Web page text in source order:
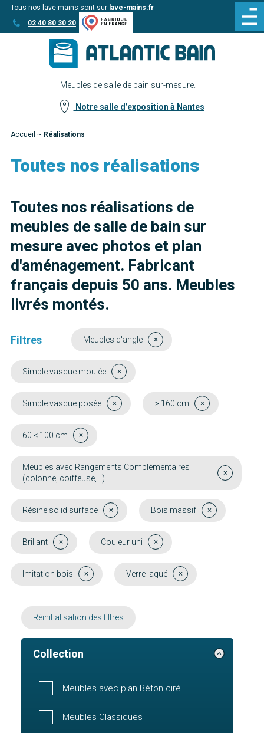
Aller
au
Aller au
contenu
Tous nos lave mains sont sur lave-mains.fr
02 40 80 30 20
Meubles de salle de bain sur-mesure.
Notre salle d’exposition à Nantes
Accueil ~ Réalisations
Toutes nos réalisations
Toutes nos réalisations de
meubles de salle de bain sur
mesure avec photos et plan
d'aménagement. Fabricant
français depuis 50 ans. Meubles
livrés montés.
Filtres Meubles d'angle
Simple vasque moulée
Simple vasque posée > 160 cm
60 < 100 cm
Meubles avec Rangements Complémentaires
(colonne, coiffeuse,...)
Résine solid surface Bois massif
Brillant Couleur uni
Imitation bois Verre laqué
Réinitialisation des filtres
Collection
Meubles avec plan Béton ciré
Meubles Classiques